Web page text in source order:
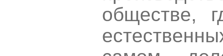
обществе,